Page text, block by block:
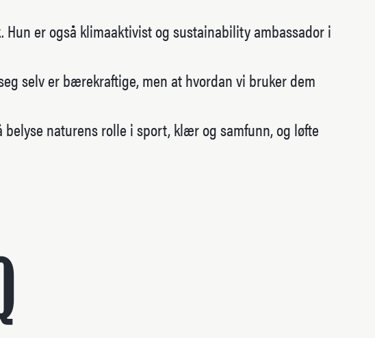
er også klimaaktivist og sustainability ambassador i
selv er bærekraftige, men at hvordan vi bruker dem
naturens rolle i sport, klær og samfunn, og løfte